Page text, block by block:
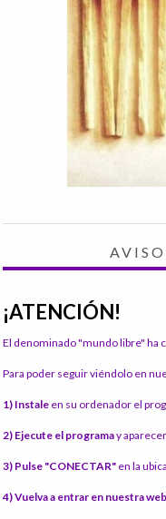
¡ATENCIÓN!
El denominado "mundo libre" ha
Para poder seguir viéndolo en
1) Instale en su ordenador el
2) Ejecute el programay
3) Pulse "CONECTAR" en la
4) Vuelva a entrar en nuestra web